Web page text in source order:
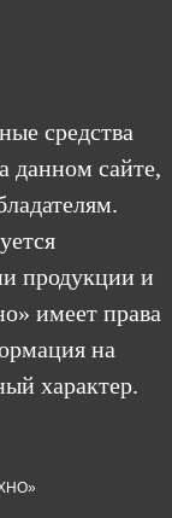
средства
данном сайте,
продукции и
имеет права
на
характер.